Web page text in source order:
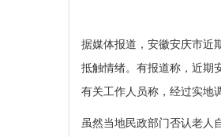
据媒体报道，安徽安庆市近
抵触情绪。有报道称，近期
有关工作人员称，经过实地
虽然当地民政部门否认老人